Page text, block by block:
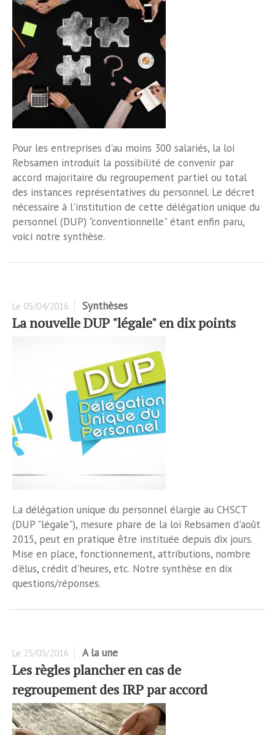
Pour les entreprises d'au moins 300 salariés, la loi
Rebsamen introduit la possibilité de convenir par
accord majoritaire du regroupement partiel ou total
des instances représentatives du personnel. Le décret
nécessaire à l'institution de cette délégation unique du
personnel (DUP) "conventionnelle" étant enfin paru,
voici notre synthèse.
Le 05/04/2016 Synthèses
La nouvelle DUP "légale" en dix points
La délégation unique du personnel élargie au CHSCT
(DUP "légale"), mesure phare de la loi Rebsamen d'août
2015, peut en pratique être instituée depuis dix jours.
Mise en place, fonctionnement, attributions, nombre
d'élus, crédit d'heures, etc. Notre synthèse en dix
questions/réponses.
Le 25/03/2016 A la une
Les règles plancher en cas de
regroupement des IRP par accord